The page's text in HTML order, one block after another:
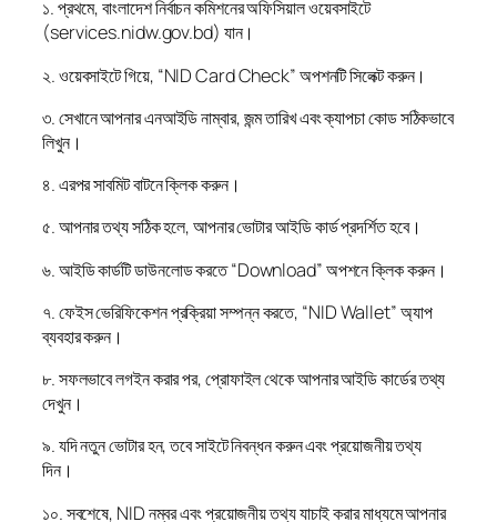
১. প্রথমে, বাংলাদেশ নির্বাচন কমিশনের অফিসিয়াল ওয়েবসাইটে
(services.nidw.gov.bd) যান।
২. ওয়েবসাইটে গিয়ে, “NID Card Check” অপশনটি সিলেক্ট করুন।
৩. সেখানে আপনার এনআইডি নাম্বার, জন্ম তারিখ এবং ক্যাপচা কোড সঠিকভাবে
লিখুন।
৪. এরপর সাবমিট বাটনে ক্লিক করুন।
৫. আপনার তথ্য সঠিক হলে, আপনার ভোটার আইডি কার্ড প্রদর্শিত হবে।
৬. আইডি কার্ডটি ডাউনলোড করতে “Download” অপশনে ক্লিক করুন।
৭. ফেইস ভেরিফিকেশন প্রক্রিয়া সম্পন্ন করতে, “NID Wallet” অ্যাপ
ব্যবহার করুন।
৮. সফলভাবে লগইন করার পর, প্রোফাইল থেকে আপনার আইডি কার্ডের তথ্য
দেখুন।
৯. যদি নতুন ভোটার হন, তবে সাইটে নিবন্ধন করুন এবং প্রয়োজনীয় তথ্য
দিন।
১০. সবশেষে, NID নম্বর এবং প্রয়োজনীয় তথ্য যাচাই করার মাধ্যমে আপনার